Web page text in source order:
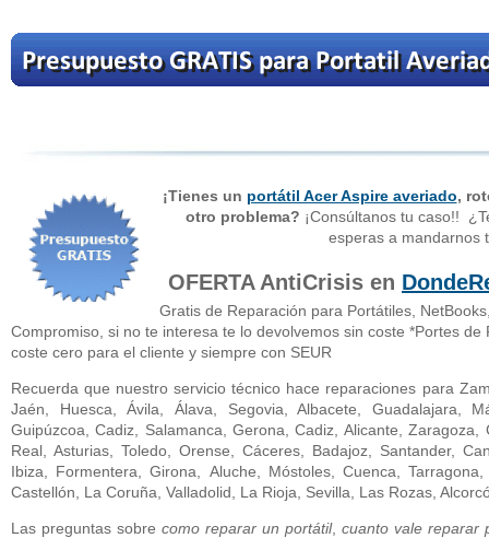
¡Tienes un portátil Acer Aspire averiado,
otro problema? ¡Consúltanos tu caso!!
esperas a mandarnos
OFERTA AntiCrisis en
Gratis de Reparación para Portátiles,
Compromiso, si no te interesa te lo devolvemos sin coste *Portes
coste cero para el cliente y siempre con SEUR
Recuerda que nuestro servicio técnico hace reparaciones para
Jaén, Huesca, Ávila, Álava, Segovia, Albacete, Guadalajara,
Guipúzcoa, Cadiz, Salamanca, Gerona, Cadiz, Alicante,
Real, Asturias, Toledo, Orense, Cáceres, Badajoz, Santander,
Ibiza, Formentera, Girona, Aluche, Móstoles, Cuenca,
Castellón, La Coruña, Valladolid, La Rioja, Sevilla, Las Rozas,
Las preguntas sobre como reparar un portátil, cuanto vale reparar